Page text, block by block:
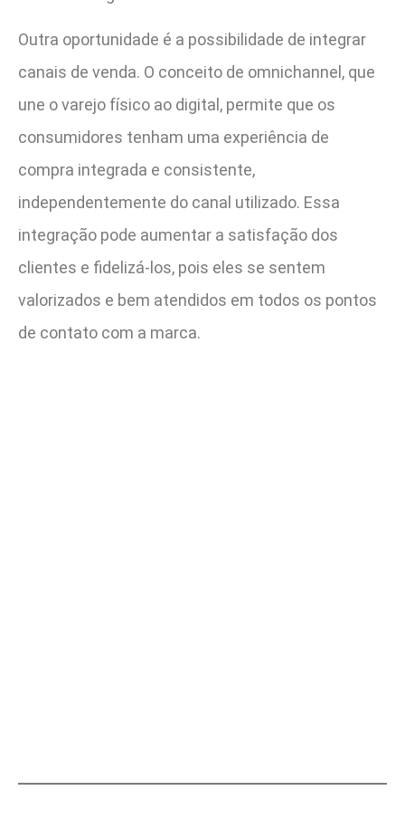
Outra oportunidade é a possibilidade de integrar
canais de venda. O conceito de omnichannel, que
une o varejo físico ao digital, permite que os
consumidores tenham uma experiência de
compra integrada e consistente,
independentemente do canal utilizado. Essa
integração pode aumentar a satisfação dos
clientes e fidelizá-los, pois eles se sentem
valorizados e bem atendidos em todos os pontos
de contato com a marca.